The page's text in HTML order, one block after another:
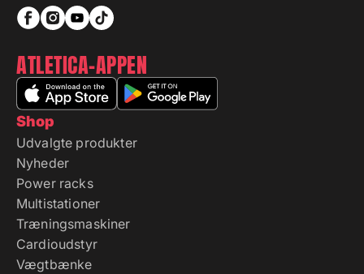
Shop
Udvalgte produkter
Nyheder
Power racks
Multistationer
Træningsmaskiner
Cardioudstyr
Vægtbænke
ATLETICA-APPEN